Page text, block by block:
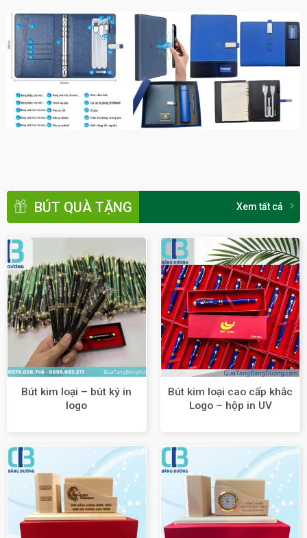
BÚT QUÀ TẶNG Xem tất cả
Bút kim loại – bút ký in
logo
Bút kim loại cao cấp khắc
Logo – hộp in UV